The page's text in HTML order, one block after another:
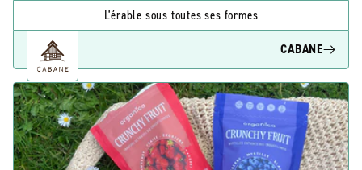
L'érable sous toutes ses formes
CABANE